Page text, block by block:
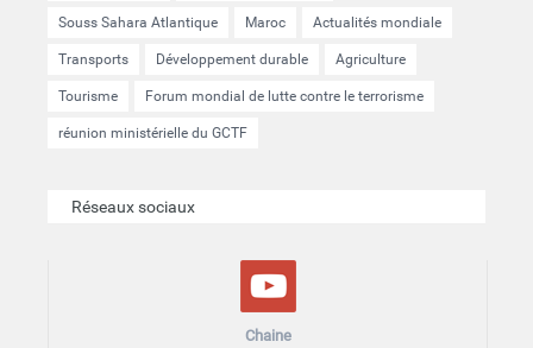
Souss Sahara Atlantique Maroc Actualités mondiale
Transports Développement durable Agriculture
Tourisme Forum mondial de lutte contre le terrorisme
réunion ministérielle du GCTF
Réseaux sociaux
Chaine